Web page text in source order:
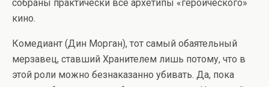
собраны практически все архетипы «героического»
кино.
Комедиант (Дин Морган), тот самый обаятельный
мерзавец, ставший Хранителем лишь потому, что в
этой роли можно безнаказанно убивать. Да, пока